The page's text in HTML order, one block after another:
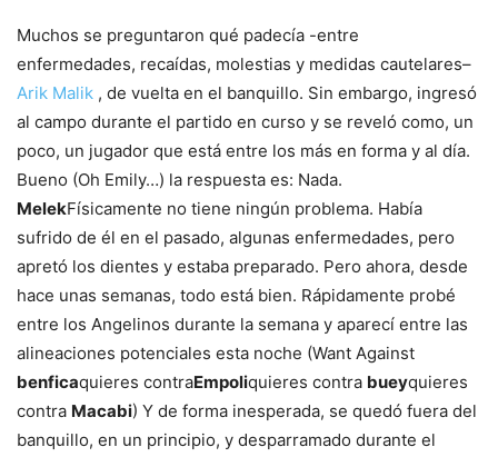
Muchos se preguntaron qué padecía -entre
enfermedades, recaídas, molestias y medidas cautelares–
Arik Malik , de vuelta en el banquillo. Sin embargo, ingresó
al campo durante el partido en curso y se reveló como, un
poco, un jugador que está entre los más en forma y al día.
Bueno (Oh Emily…) la respuesta es: Nada.
MelekFísicamente no tiene ningún problema. Había
sufrido de él en el pasado, algunas enfermedades, pero
apretó los dientes y estaba preparado. Pero ahora, desde
hace unas semanas, todo está bien. Rápidamente probé
entre los Angelinos durante la semana y aparecí entre las
alineaciones potenciales esta noche (Want Against
benficaquieres contraEmpoliquieres contra bueyquieres
contra Macabi) Y de forma inesperada, se quedó fuera del
banquillo, en un principio, y desparramado durante el